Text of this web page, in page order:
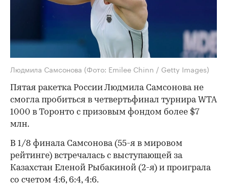
Людмила Самсонова (Фото: Emilee Chinn / Getty Images)
Пятая ракетка России Людмила Самсонова не
смогла пробиться в четвертьфинал турнира WTA
1000 в Торонто с призовым фондом более $7
млн.
В 1/8 финала Самсонова (55-я в мировом
рейтинге) встречалась с выступающей за
Казахстан Еленой Рыбакиной (2-я) и проиграла
со счетом 4:6, 6:4, 4:6.